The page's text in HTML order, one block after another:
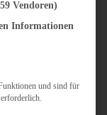
Vendoren)
Informationen
erteilt werden
und sind für